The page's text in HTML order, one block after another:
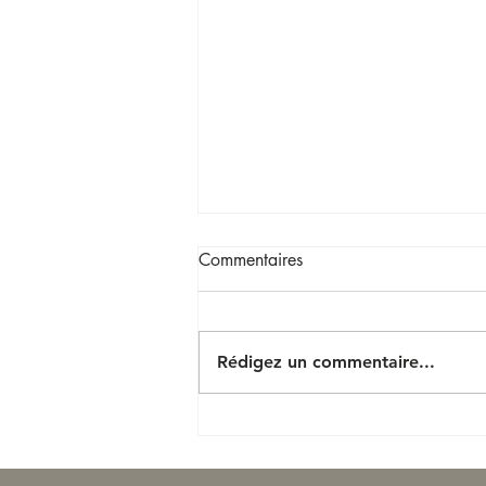
Commentaires
Rédigez un commentaire...